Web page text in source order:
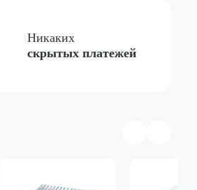
Никаких
скрытых платежей